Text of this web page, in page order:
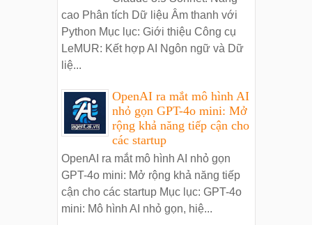
cao Phân tích Dữ liệu Âm thanh với
Python Mục lục: Giới thiệu Công cụ
LeMUR: Kết hợp AI Ngôn ngữ và Dữ
liệ...
OpenAI ra mắt mô hình AI
nhỏ gọn GPT-4o mini: Mở
rộng khả năng tiếp cận cho
các startup
OpenAI ra mắt mô hình AI nhỏ gọn
GPT-4o mini: Mở rộng khả năng tiếp
cận cho các startup Mục lục: GPT-4o
mini: Mô hình AI nhỏ gọn, hiệ...